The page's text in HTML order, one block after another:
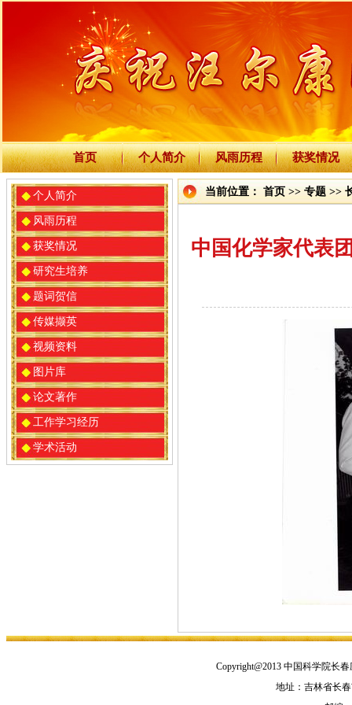
首页 个人简介 风雨历程 获奖情况
个人简介
风雨历程
获奖情况
研究生培养
题词贺信
传媒撷英
视频资料
图片库
论文著作
工作学习经历
学术活动
当前位置： 首页 >> 专题 >>
中国化学家代表
Copyright@2013 中国科学院长
地址：吉林省长